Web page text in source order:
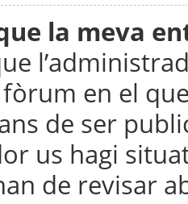
la meva
en el
de ser
us hagi
de revisar